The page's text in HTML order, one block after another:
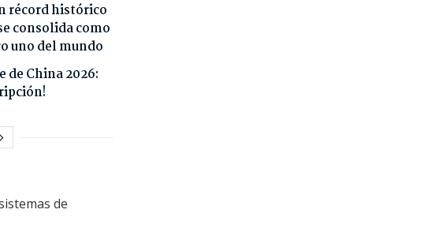
récord histórico
consolida como
uno del mundo
de China 2026:
de